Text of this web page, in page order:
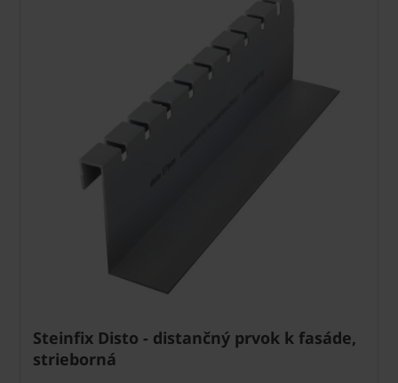
Steinfix Disto - distančný prvok k fasáde,
strieborná